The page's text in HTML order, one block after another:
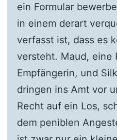
ein Formular
in einem derart
verfasst ist, dass es
versteht. Maud, eine
Empfängerin, und
dringen ins Amt vor
Recht auf ein Los,
dem peniblen